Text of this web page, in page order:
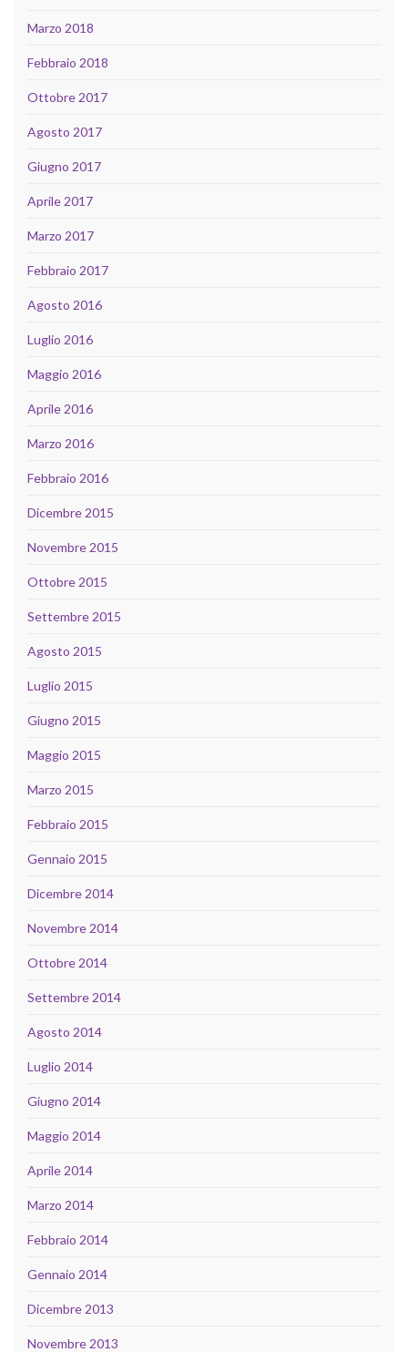
Marzo 2018
Febbraio 2018
Ottobre 2017
Agosto 2017
Giugno 2017
Aprile 2017
Marzo 2017
Febbraio 2017
Agosto 2016
Luglio 2016
Maggio 2016
Aprile 2016
Marzo 2016
Febbraio 2016
Dicembre 2015
Novembre 2015
Ottobre 2015
Settembre 2015
Agosto 2015
Luglio 2015
Giugno 2015
Maggio 2015
Marzo 2015
Febbraio 2015
Gennaio 2015
Dicembre 2014
Novembre 2014
Ottobre 2014
Settembre 2014
Agosto 2014
Luglio 2014
Giugno 2014
Maggio 2014
Aprile 2014
Marzo 2014
Febbraio 2014
Gennaio 2014
Dicembre 2013
Novembre 2013